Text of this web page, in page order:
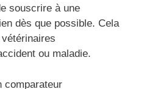
souscrire à une
dès que possible. Cela
ou maladie.
comparateur